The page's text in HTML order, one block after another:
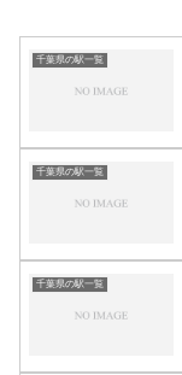
千葉県の駅一覧
千葉県の駅一覧
千葉県の駅一覧